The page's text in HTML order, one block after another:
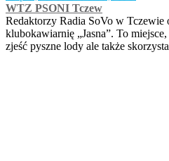
WTZ PSONI Tczew
Redaktorzy Radia SoVo w Tczewie
klubokawiarnię „Jasna”. To
zjeść pyszne lody ale także